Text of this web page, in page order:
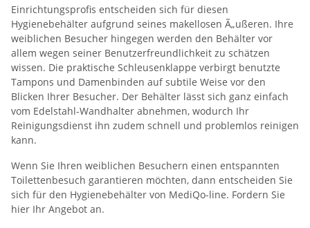
Einrichtungsprofis entscheiden sich für diesen
Hygienebehälter aufgrund seines makellosen Ã„ußeren. Ihre
weiblichen Besucher hingegen werden den Behälter vor
allem wegen seiner Benutzerfreundlichkeit zu schätzen
wissen. Die praktische Schleusenklappe verbirgt benutzte
Tampons und Damenbinden auf subtile Weise vor den
Blicken Ihrer Besucher. Der Behälter lässt sich ganz einfach
vom Edelstahl-Wandhalter abnehmen, wodurch Ihr
Reinigungsdienst ihn zudem schnell und problemlos reinigen
kann.
Wenn Sie Ihren weiblichen Besuchern einen entspannten
Toilettenbesuch garantieren möchten, dann entscheiden Sie
sich für den Hygienebehälter von MediQo-line. Fordern Sie
hier Ihr Angebot an.